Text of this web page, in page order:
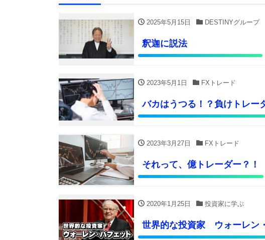
2025年5月15日 DESTINYグループ
釈迦に説法
2023年5月1日 FXトレード
バカはうつる！？負けトレー
2023年3月27日 FXトレード
それって、億トレーダー？！
2020年1月25日 投資家に学ぶ
世界的な投資家 ウォーレン